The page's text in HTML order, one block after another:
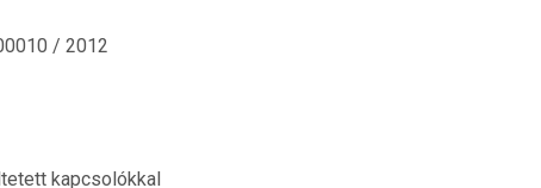
/ 2012
kapcsolókkal